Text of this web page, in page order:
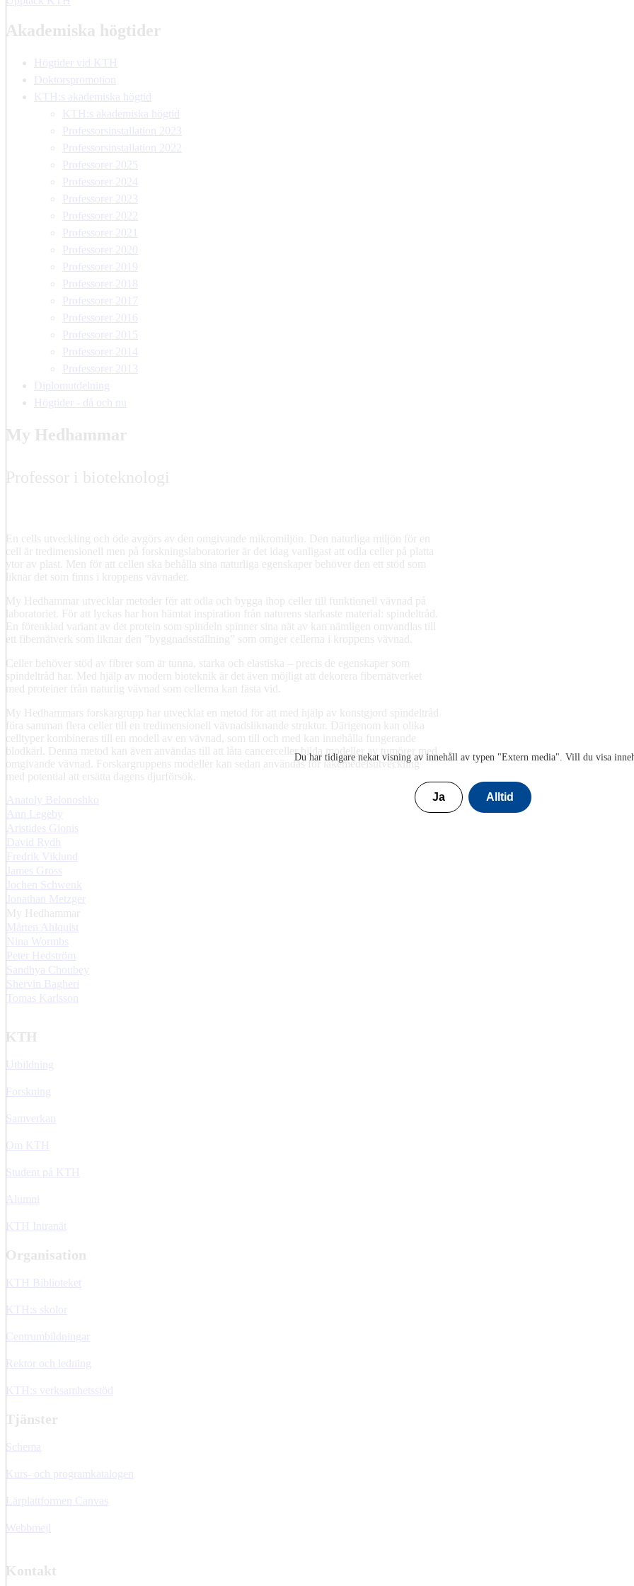
Akademiska högtider
Högtider vid KTH
Doktorspromotion
KTH:s akademiska högtid
KTH:s akademiska högtid
Professorsinstallation 2023
Professorsinstallation 2022
Professorer 2025
Professorer 2024
Professorer 2023
Professorer 2022
Professorer 2021
Professorer 2020
Professorer 2019
Professorer 2018
Professorer 2017
Professorer 2016
Professorer 2015
Professorer 2014
Professorer 2013
Diplomutdelning
Högtider - då och nu
My Hedhammar
Professor i bioteknologi
Du har tidigare nekat visning av innehåll av typen "Extern media". Vill du visa
Ja Alltid
En cells utveckling och öde avgörs av den omgivande mikromiljön. Den naturliga miljön för en
cell är tredimensionell men på forskningslaboratorier är det idag vanligast att odla celler på platta
ytor av plast. Men för att cellen ska behålla sina naturliga egenskaper behöver den ett stöd som
liknar det som finns i kroppens vävnader.
My Hedhammar utvecklar metoder för att odla och bygga ihop celler till funktionell vävnad på
laboratoriet. För att lyckas har hon hämtat inspiration från naturens starkaste material: spindeltråd.
En förenklad variant av det protein som spindeln spinner sina nät av kan nämligen omvandlas till
ett fibernätverk som liknar den ”byggnadsställning” som omger cellerna i kroppens vävnad.
Celler behöver stöd av fibrer som är tunna, starka och elastiska – precis de egenskaper som
spindeltråd har. Med hjälp av modern bioteknik är det även möjligt att dekorera fibernätverket
med proteiner från naturlig vävnad som cellerna kan fästa vid.
My Hedhammars forskargrupp har utvecklat en metod för att med hjälp av konstgjord spindeltråd
föra samman flera celler till en tredimensionell vävnadsliknande struktur. Därigenom kan olika
celltyper kombineras till en modell av en vävnad, som till och med kan innehålla fungerande
blodkärl. Denna metod kan även användas till att låta cancerceller bilda modeller av tumörer med
omgivande vävnad. Forskargruppens modeller kan sedan användas för läkemedelsutveckling
med potential att ersätta dagens djurförsök.
Anatoly Belonoshko
Ann Legeby
Aristides Gionis
David Rydh
Fredrik Viklund
James Gross
Jochen Schwenk
Jonathan Metzger
My Hedhammar
Mårten Ahlquist
Nina Wormbs
Peter Hedström
Sandhya Choubey
Shervin Bagheri
Tomas Karlsson
KTH
Utbildning
Forskning
Samverkan
Om KTH
Student på KTH
Alumni
KTH Intranät
Organisation
KTH Biblioteket
KTH:s skolor
Centrumbildningar
Rektor och ledning
KTH:s verksamhetsstöd
Tjänster
Schema
Kurs- och programkatalogen
Lärplattformen Canvas
Webbmejl
Kontakt